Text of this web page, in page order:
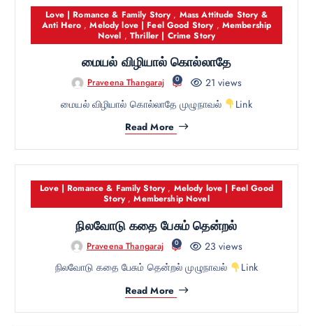
Love | Romance & Family Story, Mass Attitude Story &
Anti Hero,Melody love | Feel Good Story, Membership
Novel ,Thriller | Crime Story
மையல் விழியால் கொல்லாதே
Praveena Thangaraj 0
21 views
மையல் விழியால் கொல்லாதே முழுநாவல்
Link
Read More
Love | Romance & Family Story, Melody love | Feel Good
Story,Membership Novel
நிலவோடு கதை பேசும் தென்றல்
Praveena Thangaraj 0
23 views
நிலவோடு கதை பேசும் தென்றல் முழுநாவல்
Link
Read More